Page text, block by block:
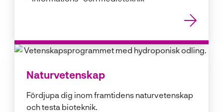
Naturvetenskap
Fördjupa dig inom framtidens naturvetenskap
och testa bioteknik.